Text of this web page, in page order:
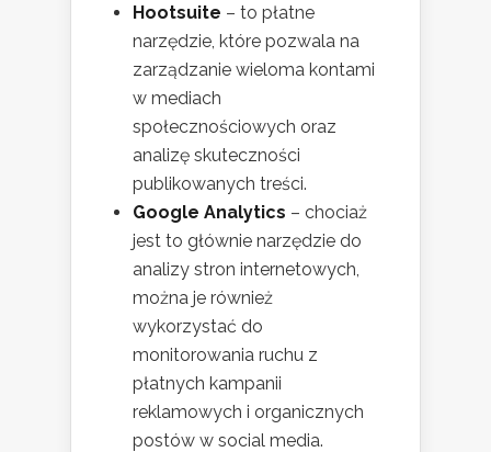
Hootsuite – to płatne
narzędzie, które pozwala na
zarządzanie wieloma kontami
w mediach
społecznościowych oraz
analizę skuteczności
publikowanych treści.
Google Analytics – chociaż
jest to głównie narzędzie do
analizy stron internetowych,
można je również
wykorzystać do
monitorowania ruchu z
płatnych kampanii
reklamowych i organicznych
postów w social media.